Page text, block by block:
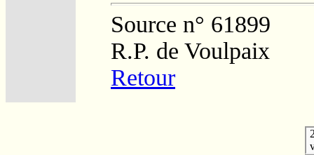
Source n° 61899
R.P. de Voulpaix
Retour